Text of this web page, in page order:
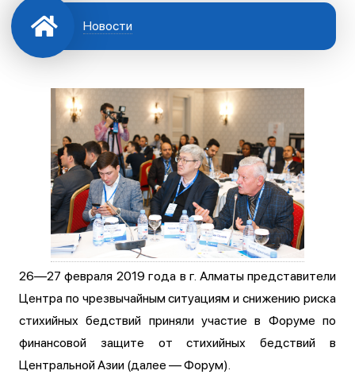
Новости
26—27 февраля 2019 года в г. Алматы представители
Центра по чрезвычайным ситуациям и снижению риска
стихийных бедствий приняли участие в Форуме по
финансовой защите от стихийных бедствий в
Центральной Азии (далее — Форум).